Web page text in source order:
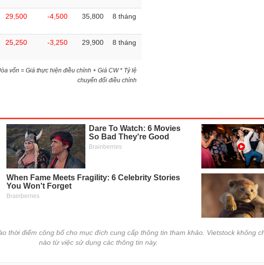
29,500 -4,500 35,800 8 tháng
25,250 -3,250 29,900 8 tháng
vốn = Giá thực hiện điều chỉnh + Giá CW * Tỷ lệ
chuyển đổi điều chỉnh
thời điểm công bố cho mục đích cung cấp thông tin tham khảo. Vietstock không
nào từ việc sử dụng các thông tin này.